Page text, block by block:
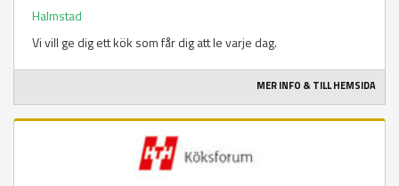
Halmstad
Vi vill ge dig ett kök som får dig att le varje dag.
MER INFO & TILL HEMSIDA